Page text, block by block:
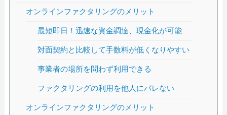
オンラインファクタリングのメリット
最短即日！迅速な資金調達、現金化が可能
対面契約と比較して手数料が低くなりやすい
事業者の場所を問わず利用できる
ファクタリングの利用を他人にバレない
オンラインファクタリングのメリット